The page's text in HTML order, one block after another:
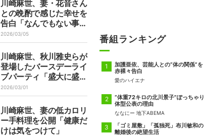
川崎麻世、妻・花音さん
との晩酌で感じた幸せを
告白「なんでもない事が
一番幸せだと感じる」
2026/03/05
川崎麻世、秋川雅史らが
登場したバースデーライ
ブパーティ「盛大に盛り
上がりました」
2026/03/01
川崎麻世、妻の低カロリ
ー手料理を公開「健康だ
けは気をつけて」
番組ランキング
加護亜依、芸能人との“体の関係”を
赤裸々告白
愛のハイエナ
“体重72キロの北川景子”ぽっちゃり
体型公表の理由
ななにー 地下ABEMA
「ゴミ屋敷」「孤独死」布川敏和の
離婚後の絶望生活